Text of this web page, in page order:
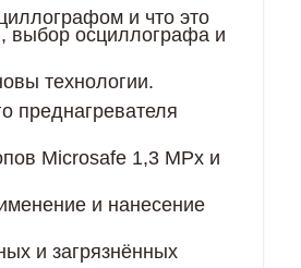
и что это
выбор осциллографа и
технологии.
преднагревателя
Microsafe 1,3 MPx и
и нанесение
и загрязнённых